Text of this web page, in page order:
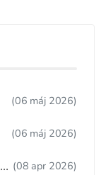
(06 máj 2026)
(06 máj 2026)
(08 apr 2026)